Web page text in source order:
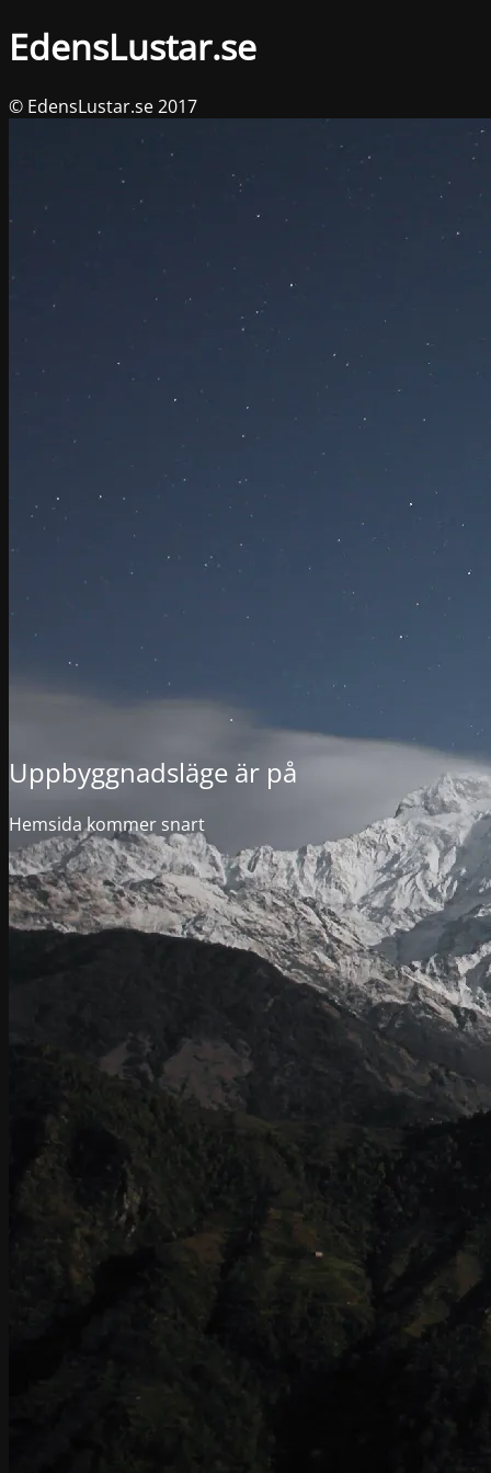
EdensLustar.se
Uppbyggnadsläge är på
Hemsida kommer snart
© EdensLustar.se 2017